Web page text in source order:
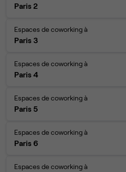
Paris 2
Espaces de coworking à
Paris 3
Espaces de coworking à
Paris 4
Espaces de coworking à
Paris 5
Espaces de coworking à
Paris 6
Espaces de coworking à